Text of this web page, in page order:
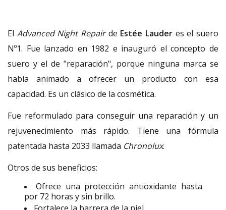
El Advanced Night Repairde Estée Lauder es el suero
Nº1. Fue lanzado en 1982 e inauguró el concepto de
suero y el de "reparación", porque ninguna marca se
había animado a ofrecer un producto con esa
capacidad. Es un clásico de la cosmética.
Fue reformulado para conseguir una reparación y un
rejuvenecimiento más rápido. Tiene una fórmula
patentada hasta 2033 llamada Chronolux.
Otros de sus beneficios:
Ofrece una protección antioxidante hasta
por 72 horas y sin brillo.